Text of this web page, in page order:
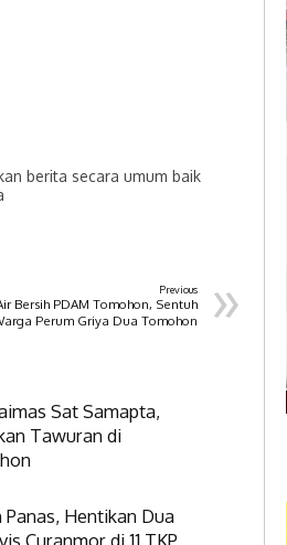
berita secara umum baik
»
Previous
Bersih PDAM Tomohon, Sentuh
Perum Griya Dua Tomohon
Sat Samapta,
Tawuran di
Panas, Hentikan Dua
Curanmor di 11 TKP